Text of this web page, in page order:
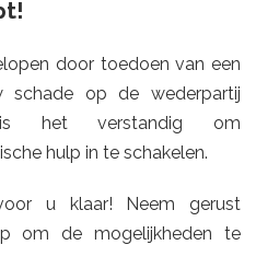
door toedoen van een
op de wederpartij
het verstandig om
hulp in te schakelen.
u klaar! Neem gerust
om de mogelijkheden te